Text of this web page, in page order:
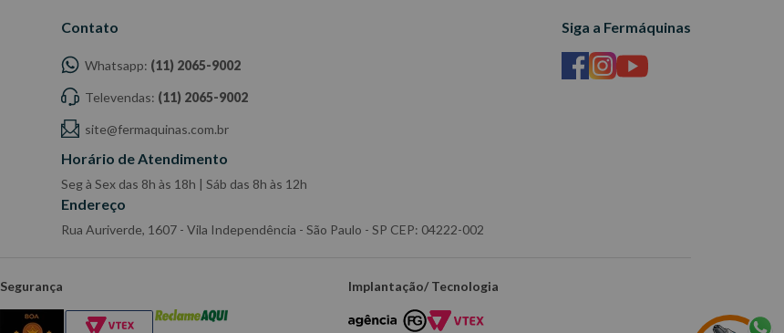
Contato
Whatsapp: (11) 2065-9002
Televendas: (11) 2065-9002
site@fermaquinas.com.br
Horário de Atendimento
Seg à Sex das 8h às 18h | Sáb das 8h às 12h
Endereço
Rua Auriverde, 1607 - Vila Independência - São Paulo - SP CEP: 04222-002
Siga a Fermáquinas
Segurança Implantação/ Tecnologia